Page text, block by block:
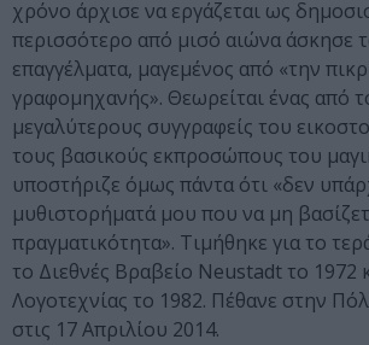
χρόνο άρχισε να εργάζεται ως
περισσότερο από μισό αιώνα άσκησε
επαγγέλματα, μαγεμένος από «την
γραφομηχανής». Θεωρείται ένας από
μεγαλύτερους συγγραφείς του
τους βασικούς εκπροσώπους του
υποστήριζε όμως πάντα ότι «δεν
μυθιστορήματά μου που να μη
πραγματικότητα». Τιμήθηκε για το
το Διεθνές Βραβείο Neustadt το 1972
Λογοτεχνίας το 1982. Πέθανε στην
στις 17 Απριλίου 2014.